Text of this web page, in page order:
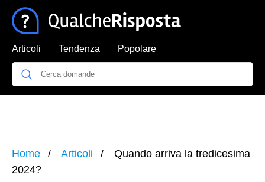
Articoli Tendenza Popolare
Home Articoli
Quando arriva la tredicesima
2024?